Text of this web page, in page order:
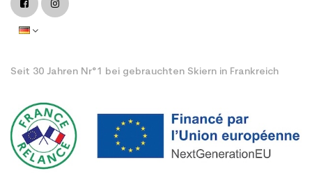
Seit 30 Jahren Nr°1 bei gebrauchten Skiern in Frankreich